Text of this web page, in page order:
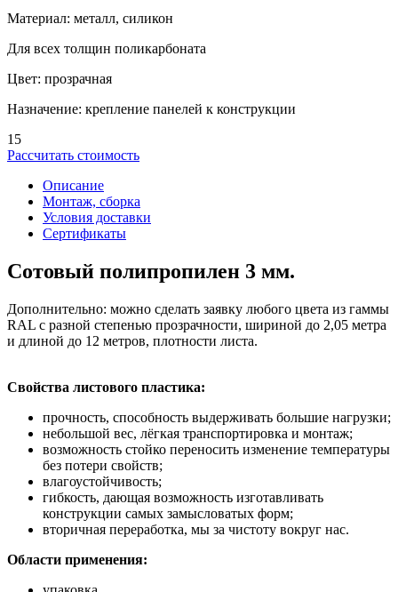
Материал: металл, силикон
Для всех толщин поликарбоната
Цвет: прозрачная
Назначение: крепление панелей к конструкции
15
Рассчитать стоимость
Описание
Монтаж, сборка
Условия доставки
Сертификаты
Сотовый полипропилен 3 мм.
Дополнительно: можно сделать заявку любого цвета из гаммы
RAL с разной степенью прозрачности, шириной до 2,05 метра
и длиной до 12 метров, плотности листа.
Свойства листового пластика:
прочность, способность выдерживать большие нагрузки;
небольшой вес, лёгкая транспортировка и монтаж;
возможность стойко переносить изменение температуры
без потери свойств;
влагоустойчивость;
гибкость, дающая возможность изготавливать
конструкции самых замысловатых форм;
вторичная переработка, мы за чистоту вокруг нас.
Области применения: